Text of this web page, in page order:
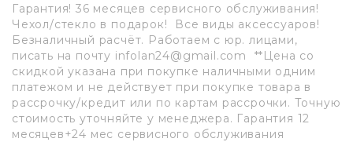
Гарантия! 36 месяцев сервисного обслуживания!
Чехол/стекло в подарок! Все виды аксессуаров!
Безналичный расчёт. Работаем с юр. лицами,
писать на почту infolan24@gmail.com **Цена со
скидкой указана при покупке наличными одним
платежом и не действует при покупке товара в
рассрочку/кредит или по картам рассрочки. Точную
стоимость уточняйте у менеджера. Гарантия 12
месяцев+24 мес сервисного обслуживания